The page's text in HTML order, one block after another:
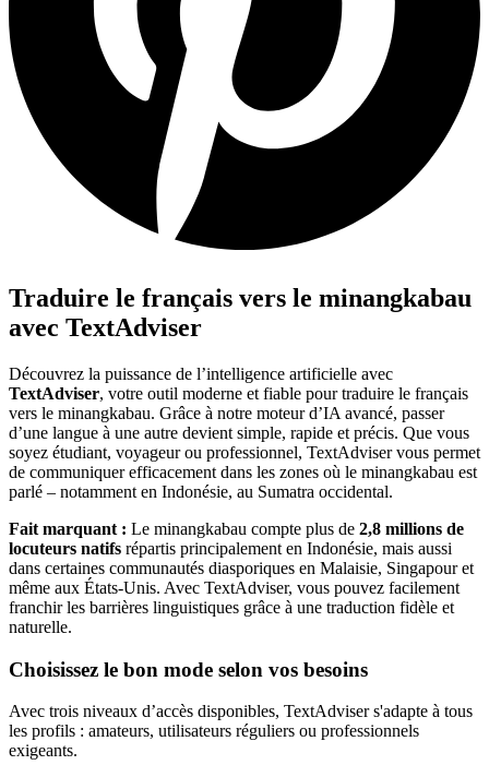
Traduire le français vers le minangkabau
avec TextAdviser
Découvrez la puissance de l’intelligence artificielle avec
TextAdviser, votre outil moderne et fiable pour traduire le français
vers le minangkabau. Grâce à notre moteur d’IA avancé, passer
d’une langue à une autre devient simple, rapide et précis. Que vous
soyez étudiant, voyageur ou professionnel, TextAdviser vous permet
de communiquer efficacement dans les zones où le minangkabau est
parlé – notamment en Indonésie, au Sumatra occidental.
Fait marquant : Le minangkabau compte plus de 2,8 millions de
locuteurs natifs répartis principalement en Indonésie, mais aussi
dans certaines communautés diasporiques en Malaisie, Singapour et
même aux États-Unis. Avec TextAdviser, vous pouvez facilement
franchir les barrières linguistiques grâce à une traduction fidèle et
naturelle.
Choisissez le bon mode selon vos besoins
Avec trois niveaux d’accès disponibles, TextAdviser s'adapte à tous
les profils : amateurs, utilisateurs réguliers ou professionnels
exigeants.